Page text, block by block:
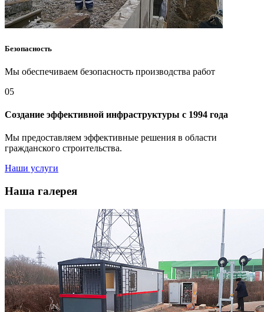
Безопасность
Мы обеспечиваем безопасность производства работ
05
Создание эффективной инфраструктуры с 1994 года
Мы предоставляем эффективные решения в области
гражданского строительства.
Наши услуги
Наша галерея